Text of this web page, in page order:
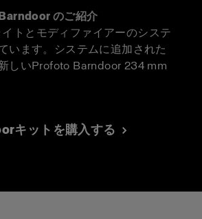
のご紹介
トとモディファイアーのシステ
います。システムに追加された
しいProfoto Barndoor 234 mm
キットを購入する